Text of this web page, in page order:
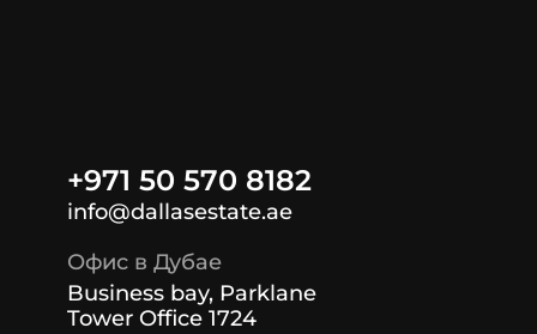
+971 50 570 8182
info@dallasestate.ae
Офис в Дубае
Business bay, Parklane
Tower Office 1724